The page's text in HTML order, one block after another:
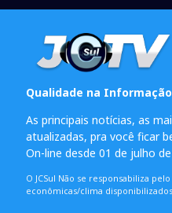
Qualidade na Informação
As principais notícias, as
atualizadas, pra você ficar
On-line desde 01 de julho
O JCSul Não se responsabiliza
econômicas/clima disponibilizados.